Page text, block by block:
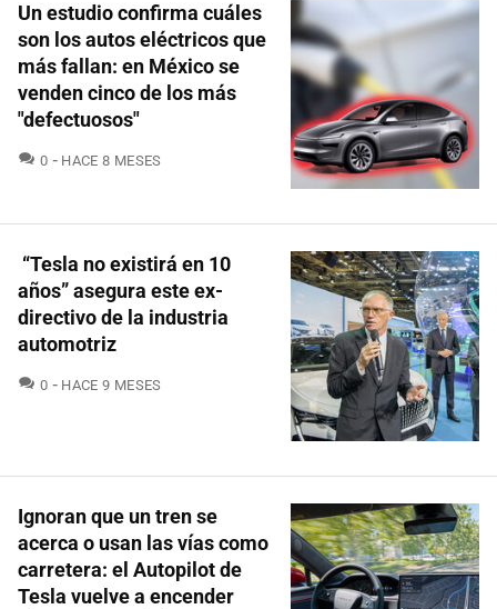
Un estudio confirma cuáles
son los autos eléctricos que
más fallan: en México se
venden cinco de los más
"defectuosos"
0 COMENTARIOS
HACE 8 MESES
“Tesla no existirá en 10
años” asegura este ex-
directivo de la industria
automotriz
0 COMENTARIOS
HACE 9 MESES
Ignoran que un tren se
acerca o usan las vías como
carretera: el Autopilot de
Tesla vuelve a encender